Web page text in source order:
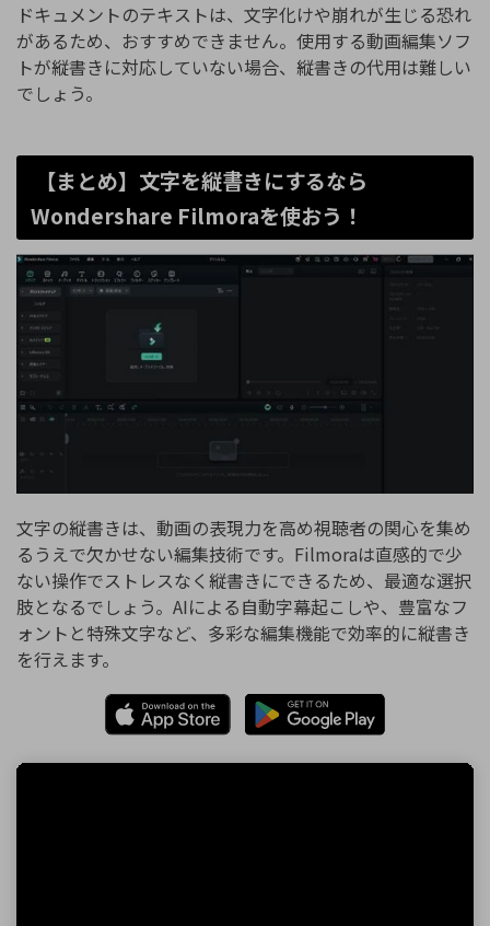
ドキュメントのテキストは、文字化けや崩れが生じる恐れ
があるため、おすすめできません。使用する動画編集ソフ
トが縦書きに対応していない場合、縦書きの代用は難しい
でしょう。
【まとめ】文字を縦書きにするなら
Wondershare Filmoraを使おう！
文字の縦書きは、動画の表現力を高め視聴者の関心を集め
るうえで欠かせない編集技術です。Filmoraは直感的で少
ない操作でストレスなく縦書きにできるため、最適な選択
肢となるでしょう。AIによる自動字幕起こしや、豊富なフ
ォントと特殊文字など、多彩な編集機能で効率的に縦書き
を行えます。